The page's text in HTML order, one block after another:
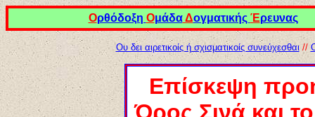
Ορθόδοξη ΟμάδαΔογματικής Έρευνας
Ου δει αιρετικοίς ή σχισματικοίς συνεύχεσθαι //
Επίσκεψη